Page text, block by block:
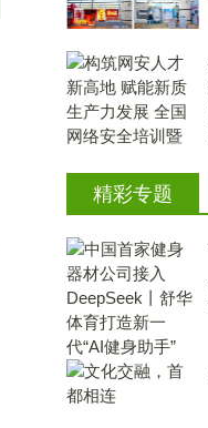
精彩专题